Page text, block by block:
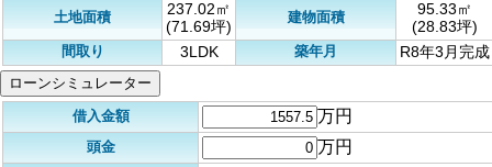
土地面積
237.02㎡
(71.69坪)
建物面積
95.33㎡
(28.83坪)
間取り
3LDK 築年月
R8年3月完成
ローンシミュレーター
借入金額
万円
頭金 万円